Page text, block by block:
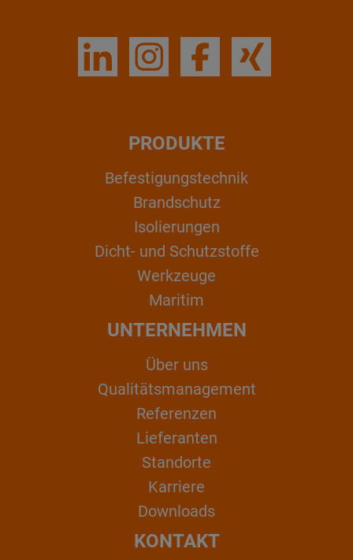
PRODUKTE
Befestigungstechnik
Brandschutz
Isolierungen
Dicht- und Schutzstoffe
Werkzeuge
Maritim
UNTERNEHMEN
Über uns
Qualitätsmanagement
Referenzen
Lieferanten
Standorte
Karriere
Downloads
KONTAKT